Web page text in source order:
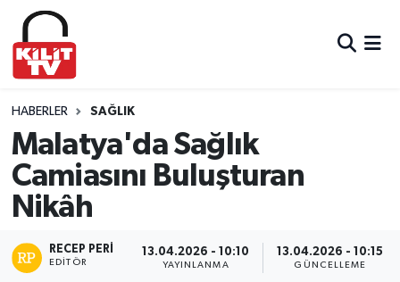
HABERLER SAĞLIK
Malatya'da Sağlık
Camiasını Buluşturan
Nikâh
RECEP PERI
EDITÖR
13.04.2026 - 10:10
YAYINLANMA
13.04.2026 - 10:15
GÜNCELLEME
Hava Durumu
Trafik Durumu
Süper Lig Puan Durumu ve Fikstür
Tüm Manşetler
Son Dakika Haberleri